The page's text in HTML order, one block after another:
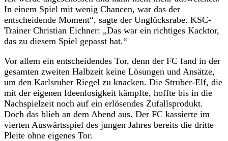
In einem Spiel mit wenig Chancen, war das der
entscheidende Moment“, sagte der Unglücksrabe. KSC-
Trainer Christian Eichner: „Das war ein richtiges Kacktor,
das zu diesem Spiel gepasst hat.“
Vor allem ein entscheidendes Tor, denn der FC fand in der
gesamten zweiten Halbzeit keine Lösungen und Ansätze,
um den Karlsruher Riegel zu knacken. Die Struber-Elf, die
mit der eigenen Ideenlosigkeit kämpfte, hoffte bis in die
Nachspielzeit noch auf ein erlösendes Zufallsprodukt.
Doch das blieb an dem Abend aus. Der FC kassierte im
vierten Auswärtsspiel des jungen Jahres bereits die dritte
Pleite ohne eigenes Tor.